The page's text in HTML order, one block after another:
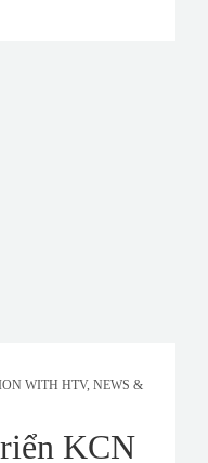
WITH HTV, NEWS &
KCN